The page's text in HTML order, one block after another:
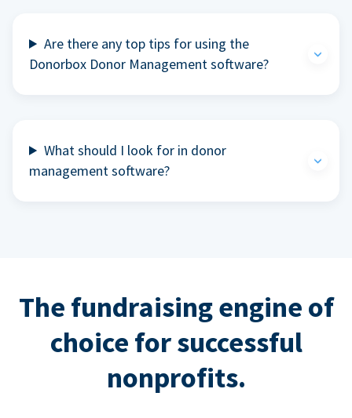
Are there any top tips for using the
Donorbox Donor Management software?
What should I look for in donor
management software?
The fundraising engine of
choice for successful
nonprofits.